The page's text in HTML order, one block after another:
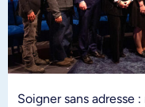
Soigner sans adresse